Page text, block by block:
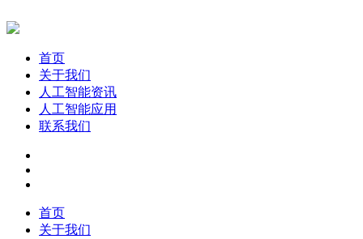
首页
关于我们
人工智能资讯
人工智能应用
联系我们
首页
关于我们